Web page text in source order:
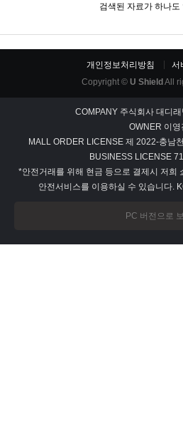
검색된 자료가 하나도
개인정보처리방침
서
Copyright © U Shield All
COMPANY 주식회사 대디
OWNER 이영
MALL ORDER LICENSE제 2022-충남
BUSINESS LICENSE
*안전거래를 위해 현금 등으로 결제시 저희
안전서비스를 이용하실 수 있습니다.
PC 버전으로 보